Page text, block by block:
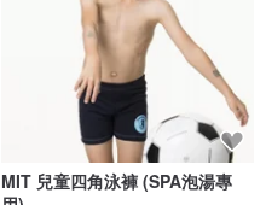
MIT 兒童四角泳褲 (SPA泡湯專